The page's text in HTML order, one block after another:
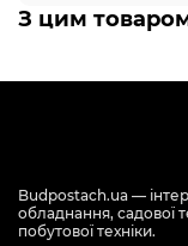
З цим
Budpostach.ua —
обладнання, садової
побутової техніки.